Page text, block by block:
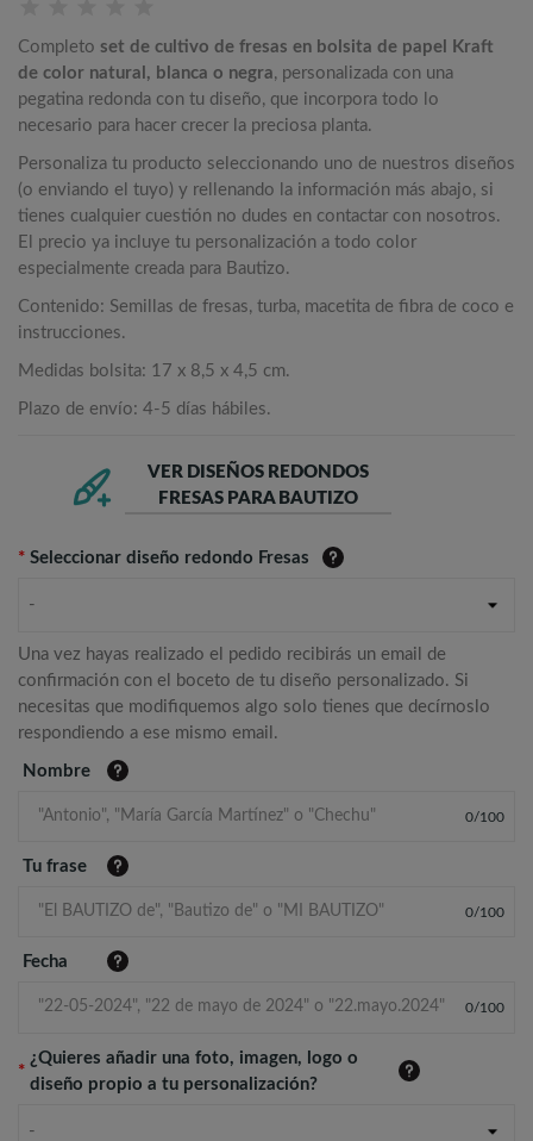
Completo set de cultivo de fresas en bolsita de papel Kraft
de color natural, blanca o negra, personalizada con una
pegatina redonda con tu diseño, que incorpora todo lo
necesario para hacer crecer la preciosa planta.
Personaliza tu producto seleccionando uno de nuestros diseños
(o enviando el tuyo) y rellenando la información más abajo, si
tienes cualquier cuestión no dudes en contactar con nosotros.
El precio ya incluye tu personalización a todo color
especialmente creada para Bautizo.
Contenido: Semillas de fresas, turba, macetita de fibra de coco e
instrucciones.
Medidas bolsita: 17 x 8,5 x 4,5 cm.
Plazo de envío: 4-5 días hábiles.
VER DISEÑOS REDONDOS
FRESAS PARA BAUTIZO
* Seleccionar diseño redondo Fresas
-
Una vez hayas realizado el pedido recibirás un email de
confirmación con el boceto de tu diseño personalizado. Si
necesitas que modifiquemos algo solo tienes que decírnoslo
respondiendo a ese mismo email.
Nombre
0/100
Tu frase
0/100
Fecha
0/100
*
¿Quieres añadir una foto, imagen, logo o
diseño propio a tu personalización?
-